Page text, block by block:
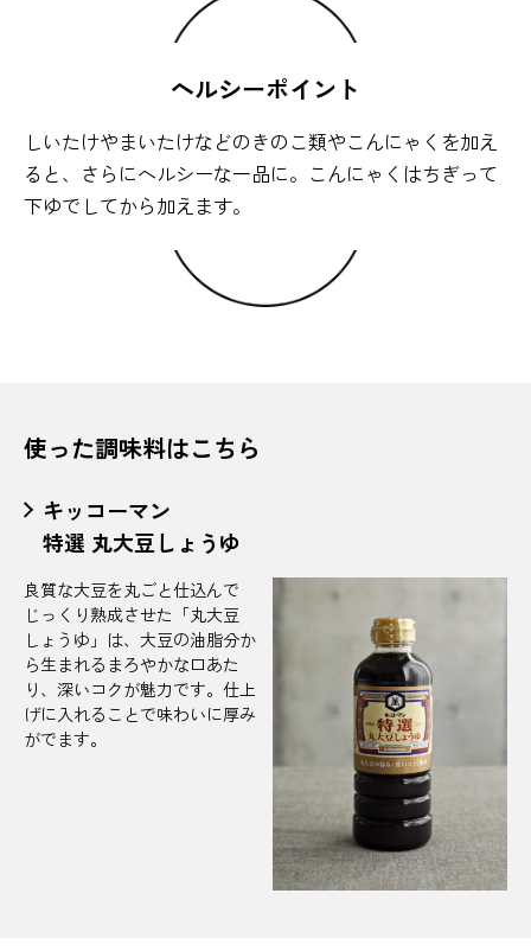
ヘルシーポイント
しいたけやまいたけなどのきのこ類やこんにゃくを加え
ると、さらにヘルシーな一品に。こんにゃくはちぎって
下ゆでしてから加えます。
使った調味料はこちら
キッコーマン
特選 丸大豆しょうゆ
良質な大豆を丸ごと仕込んで
じっくり熟成させた「丸大豆
しょうゆ」は、大豆の油脂分か
ら生まれるまろやかな口あた
り、深いコクが魅力です。仕上
げに入れることで味わいに厚み
がでます。